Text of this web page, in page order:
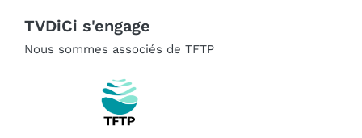
TVDiCi s'engage
Nous sommes associés de TFTP